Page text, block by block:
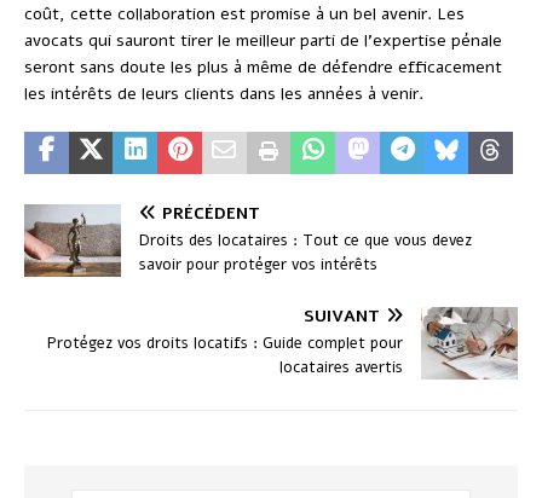
coût, cette collaboration est promise à un bel avenir. Les
avocats qui sauront tirer le meilleur parti de l’expertise pénale
seront sans doute les plus à même de défendre efficacement
les intérêts de leurs clients dans les années à venir.
PRÉCÉDENT
Droits des locataires : Tout ce que vous devez
savoir pour protéger vos intérêts
SUIVANT
Protégez vos droits locatifs : Guide complet pour
locataires avertis